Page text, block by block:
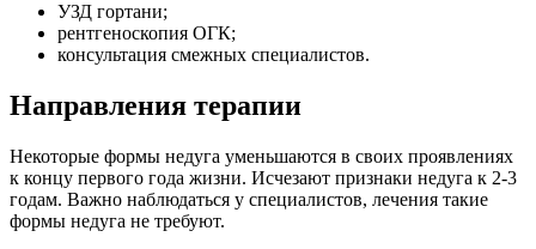
УЗД гортани;
рентгеноскопия ОГК;
консультация смежных специалистов.
Направления терапии
Некоторые формы недуга уменьшаются в своих проявлениях
к концу первого года жизни. Исчезают признаки недуга к 2-3
годам. Важно наблюдаться у специалистов, лечения такие
формы недуга не требуют.